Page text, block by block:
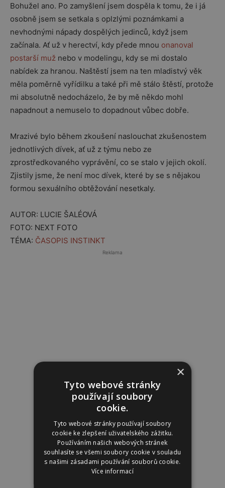
Bohužel ano. Po zamyšlení jsem dospěla k tomu, že i já
osobně jsem se setkala s oplzlými poznámkami a
nevhodnými nápady dospělých jedinců, když jsem
začínala. Ať už v herectví, kdy přede mnou onanoval
postarší muž nebo v modelingu, kdy se mi dostalo
nabídek za hranou. Naštěstí jsem na ten mladistvý věk
měla poměrně vyřídilku a také při mě stálo štěstí, protože
mi absolutně nedocházelo, že by mě někdo mohl
napadnout a nemuselo to dopadnout vůbec dobře.
Mrazivé bylo během zkoušení naslouchat zkušenostem
jednotlivých dívek, ať už z týmu nebo ze
zprostředkovaného vyprávění, co se stalo v jejich okolí.
Zjistily jsme, že není moc dívek, které by se s nějakou
formou sexuálního obtěžování nesetkaly.
AUTOR: LUCIE ŠALÉOVÁ
FOTO: NEXT FOTO
TÉMA: ČASOPIS INSTINKT
Reklama
×
Tyto webové stránky
používají soubory
cookie.
Tyto webové stránky používají soubory
cookie ke zlepšení uživatelského zážitku.
Používáním našich webových stránek
souhlasíte se všemi soubory cookie v souladu
s našimi zásadami používání souborů cookie.
Více informací